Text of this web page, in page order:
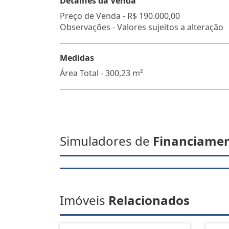
Preço de Venda - R$ 190.000,00
Observações - Valores sujeitos a alteração
Medidas
Área Total - 300,23 m²
Simuladores de
Imóveis Relacionados